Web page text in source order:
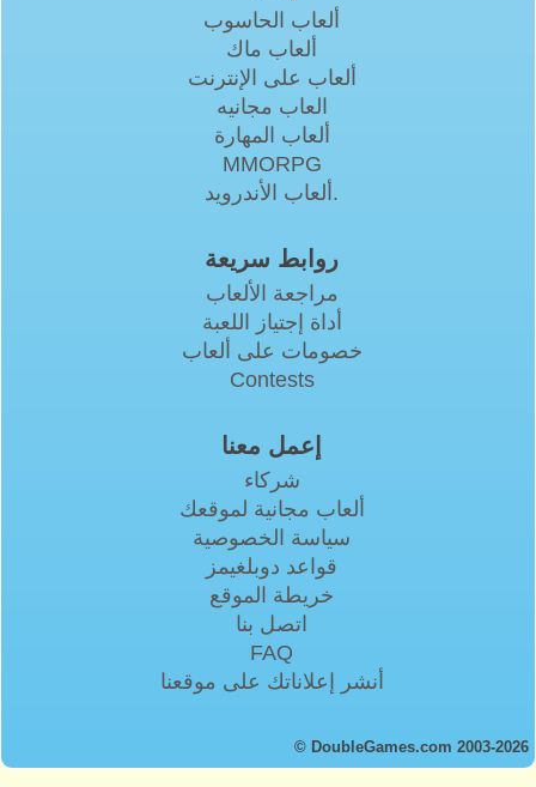
ألعاب الحاسوب
ألعاب ماك
ألعاب على الإنترنت
العاب مجانيه
ألعاب المهارة
MMORPG
ألعاب الأندرويد.
روابط سريعة
مراجعة الألعاب
أداة إجتياز اللعبة
خصومات على ألعاب
Contests
إعمل معنا
شركاء
ألعاب مجانية لموقعك
سياسة الخصوصية
قواعد دوبلغيمز
خريطة الموقع
اتصل بنا
FAQ
أنشر إعلاناتك على موقعنا
© DoubleGames.com 2003-2026